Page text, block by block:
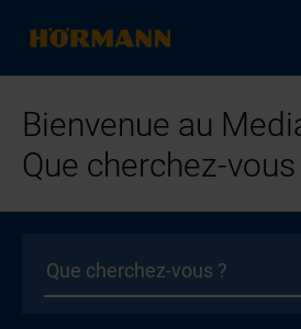
Bienvenue au
Que cherchez-vous